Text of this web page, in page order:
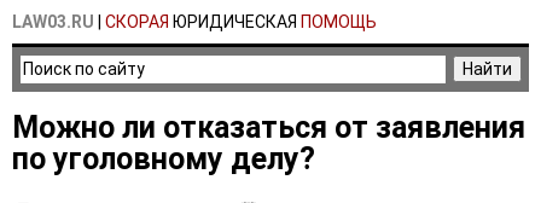
LAW03.RU СКОРАЯ ЮРИДИЧЕСКАЯ ПОМОЩЬ
Можно ли отказаться от заявления
по уголовному делу?